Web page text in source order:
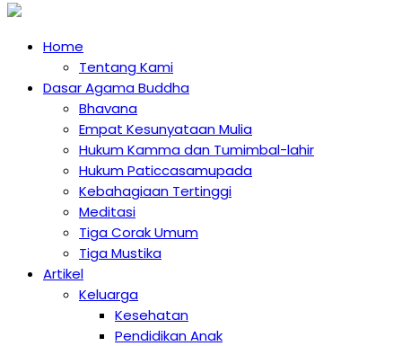
Home
Tentang Kami
Dasar Agama Buddha
Bhavana
Empat Kesunyataan Mulia
Hukum Kamma dan Tumimbal-lahir
Hukum Paticcasamupada
Kebahagiaan Tertinggi
Meditasi
Tiga Corak Umum
Tiga Mustika
Artikel
Keluarga
Kesehatan
Pendidikan Anak